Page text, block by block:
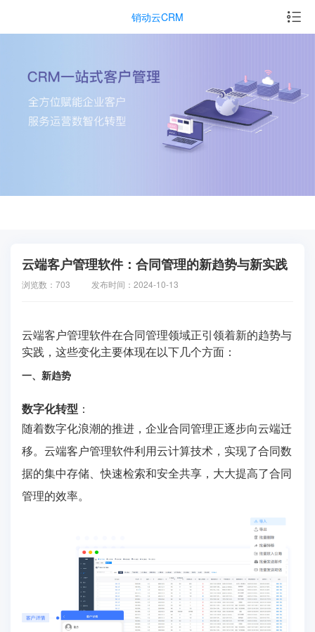
销动云CRM
云端客户管理软件：合同管理的新趋势与新实践
浏览数：703 发布时间：2024-10-13
云端客户管理软件在合同管理领域正引领着新的趋势与
实践，这些变化主要体现在以下几个方面：
一、新趋势
数字化转型 ：
随着数字化浪潮的推进，企业合同管理正逐步向云端迁
移。云端客户管理软件利用云计算技术，实现了合同数
据的集中存储、快速检索和安全共享，大大提高了合同
管理的效率。